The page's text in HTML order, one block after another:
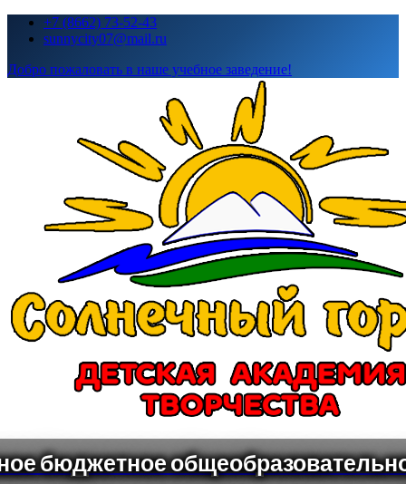
Перейти+7 (8662) 73-52-43
sunnycity07@mail.ru
Добро пожаловать в наше учебное заведение!